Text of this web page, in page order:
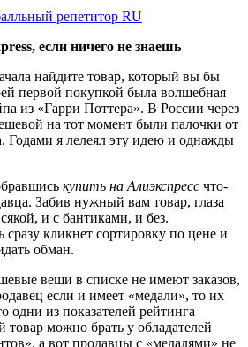
если ничего не знаешь
найдите товар, который вы бы
первой покупкой была волшебная
из «Гарри Поттера». В России через
на тот момент были палочки от
Годами я лелеял эту идею и однажды
купить на Алиэкспресс что-
Забив нужный вам товар, глаза
и с бантиками, и без.
кликнет сортировку по цене и
обман.
вещи в списке не имеют заказов,
если и имеет «медали», то их
одни из показателей рейтинга
товар можно брать у обладателей
а вот продавцы с «медалями» не